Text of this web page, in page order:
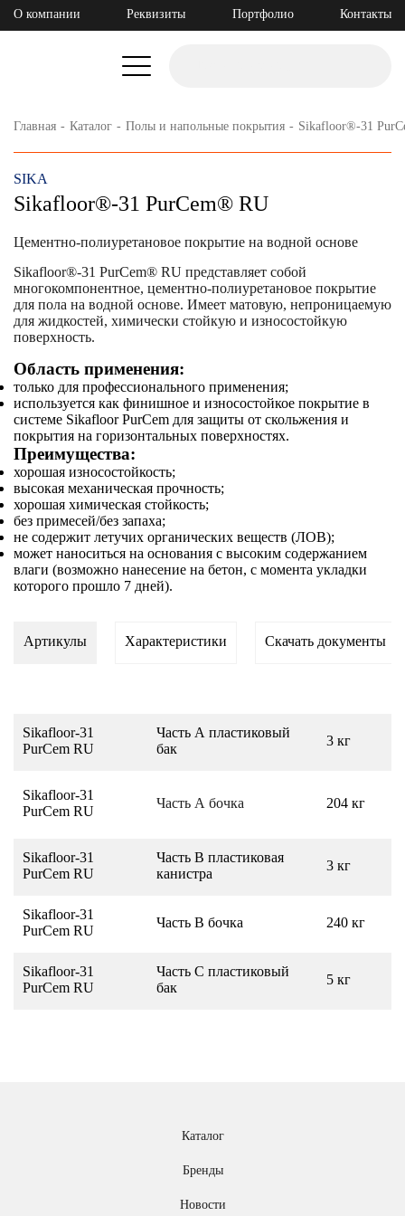
О компании Реквизиты Портфолио Контакты
Главная Каталог Полы и напольные покрытия Sikafloor®-31
SIKA
Sikafloor®-31 PurCem® RU
Цементно-полиуретановое покрытие на водной основе
Sikafloor®-31 PurCem® RU представляет собой
многокомпонентное, цементно-полиуретановое покрытие
для пола на водной основе. Имеет матовую, непроницаемую
для жидкостей, химически стойкую и износостойкую
поверхность.
Область применения:
только для профессионального применения;
используется как финишное и износостойкое покрытие в
системе Sikafloor PurCem для защиты от скольжения и
покрытия на горизонтальных поверхностях.
Преимущества:
хорошая износостойкость;
высокая механическая прочность;
хорошая химическая стойкость;
без примесей/без запаха;
не содержит летучих органических веществ (ЛОВ);
может наноситься на основания с высоким содержанием
влаги (возможно нанесение на бетон, с момента укладки
которого прошло 7 дней).
Артикулы Характеристики Скачать документы
Sikafloor-31
PurCem RU
Часть А пластиковый
бак
3 кг
Sikafloor-31
PurCem RU
Часть А бочка 204 кг
Sikafloor-31
PurCem RU
Часть B пластиковая
канистра
3 кг
Sikafloor-31
PurCem RU
Часть B бочка 240 кг
Sikafloor-31
PurCem RU
Часть С пластиковый
бак
5 кг
Каталог
Бренды
Новости